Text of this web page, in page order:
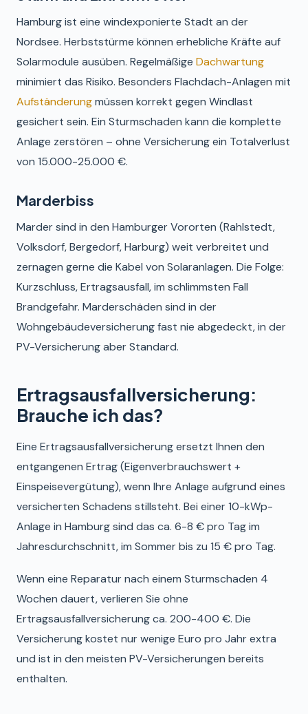
Hamburg ist eine windexponierte Stadt an der
Nordsee. Herbststürme können erhebliche Kräfte auf
Solarmodule ausüben. Regelmäßige Dachwartung
minimiert das Risiko. Besonders Flachdach-Anlagen mit
Aufständerungmüssen korrekt gegen Windlast
gesichert sein. Ein Sturmschaden kann die komplette
Anlage zerstören – ohne Versicherung ein Totalverlust
von 15.000-25.000 €.
Marderbiss
Marder sind in den Hamburger Vororten (Rahlstedt,
Volksdorf, Bergedorf, Harburg) weit verbreitet und
zernagen gerne die Kabel von Solaranlagen. Die Folge:
Kurzschluss, Ertragsausfall, im schlimmsten Fall
Brandgefahr. Marderschäden sind in der
Wohngebäudeversicherung fast nie abgedeckt, in der
PV-Versicherung aber Standard.
Ertragsausfallversicherung:
Brauche ich das?
Eine Ertragsausfallversicherung ersetzt Ihnen den
entgangenen Ertrag (Eigenverbrauchswert +
Einspeisevergütung), wenn Ihre Anlage aufgrund eines
versicherten Schadens stillsteht. Bei einer 10-kWp-
Anlage in Hamburg sind das ca. 6-8 € pro Tag im
Jahresdurchschnitt, im Sommer bis zu 15 € pro Tag.
Wenn eine Reparatur nach einem Sturmschaden 4
Wochen dauert, verlieren Sie ohne
Ertragsausfallversicherung ca. 200-400 €. Die
Versicherung kostet nur wenige Euro pro Jahr extra
und ist in den meisten PV-Versicherungen bereits
enthalten.